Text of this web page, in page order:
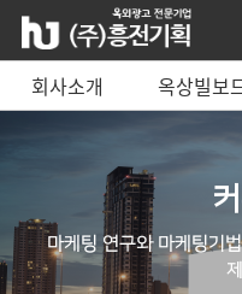
회사소개 옥상빌보
마케팅 연구와 마케팅기